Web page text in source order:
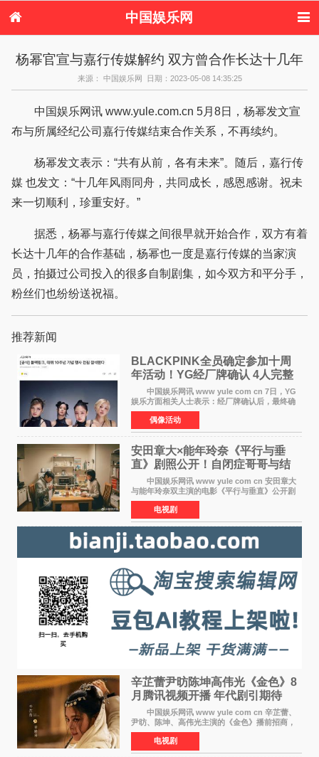
中国娱乐网
电视剧
演唱会 综艺节目
偶像活动
杨幂官宣与嘉行传媒解约 双方曾合作长达十几年
来源： 中国娱乐网 日期：2023-05-08 14:35:25
中国娱乐网讯 www.yule.com.cn 5月8日，杨幂发文宣
布与所属经纪公司嘉行传媒结束合作关系，不再续约。
杨幂发文表示：“共有从前，各有未来”。随后，嘉行传
媒 也发文：“十几年风雨同舟，共同成长，感恩感谢。祝未
来一切顺利，珍重安好。”
据悉，杨幂与嘉行传媒之间很早就开始合作，双方有着
长达十几年的合作基础，杨幂也一度是嘉行传媒的当家演
员，拍摄过公司投入的很多自制剧集，如今双方和平分手，
粉丝们也纷纷送祝福。
推荐新闻
BLACKPINK全员确定参加十周
年活动！YG经厂牌确认 4人完整
体合体成行
中国娱乐网讯 www yule com cn 7日，YG
娱乐方面相关人士表示：经厂牌确认后，最终确
定4名成员均将出席。YG方面最终确认了智秀、
JENNIE、ROS&Eacute;、LISA四位
BLACKPINK成员全员出席，使组
偶像活动
安田章大×能年玲奈《平行与垂
直》剧照公开！自闭症哥哥与结
婚前夕妹妹直面未来
中国娱乐网讯 www yule com cn 安田章大
与能年玲奈双主演的电影《平行与垂直》公开剧
照，该片将于8月28日上映。 本片围绕患有自
闭症谱系障碍的哥哥大贵（安田章大 饰）与即将
结婚的妹妹
电视剧
辛芷蕾尹昉陈坤高伟光《金色》8
月腾讯视频开播 年代剧引期待
中国娱乐网讯 www yule com cn 辛芷蕾、
尹昉、陈坤、高伟光主演的《金色》播前招商，
预计8月腾讯视频开播。这部年代剧汇集了众多实
力派演员，阵容强大，引发了观众的广泛关
注。 《金色》
电视剧